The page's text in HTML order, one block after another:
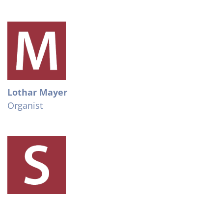
Lothar Mayer
Organist